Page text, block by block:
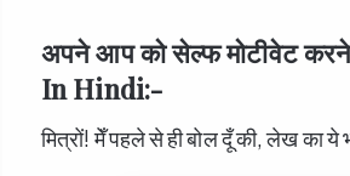
अपने आप को सेल्फ मोटीवेट
In Hindi:-
मित्रों! मेँ पहले से ही बोल दूँ की, लेख का ये